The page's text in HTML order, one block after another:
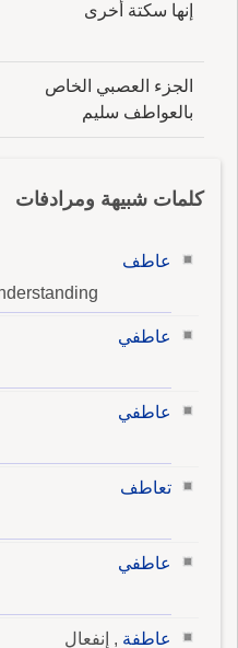
إنها سكتة أخرى
الجزء العصبي الخاص
بالعواطف سليم
كلمات شبيهة ومرادفات
عاطف
عاطفي
عاطفي
تعاطف
عاطفي
عاطفة , إنفعال